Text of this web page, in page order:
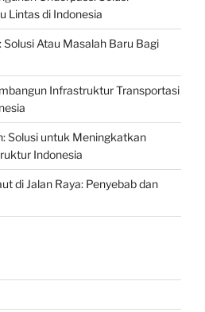
Lintas di Indonesia
Solusi Atau Masalah Baru Bagi
Infrastruktur Transportasi
Solusi untuk Meningkatkan
Indonesia
di Jalan Raya: Penyebab dan